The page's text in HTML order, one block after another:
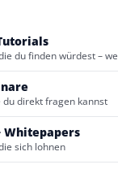
du finden würdest –
du direkt fragen kannst
Whitepapers
sich lohnen